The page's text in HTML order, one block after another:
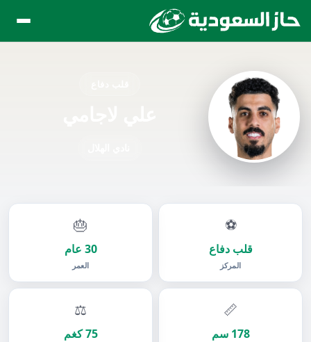
⚽
قلب دفاع
المركز
🎂
30 عام
العمر
📏
178 سم
⚖️
75 كغم